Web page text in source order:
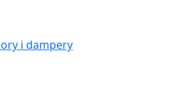
i dampery